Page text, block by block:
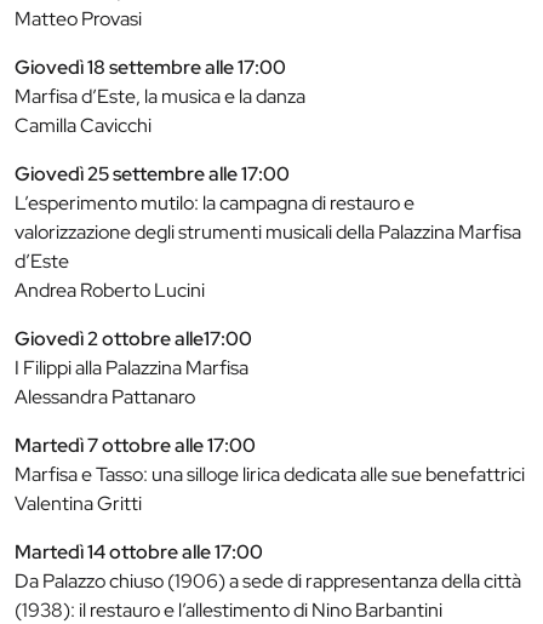
Matteo Provasi
Giovedì 18 settembre alle 17:00
Marfisa d’Este, la musica e la danza
Camilla Cavicchi
Giovedì 25 settembre alle 17:00
L’esperimento mutilo: la campagna di restauro e
valorizzazione degli strumenti musicali della Palazzina Marfisa
d’Este
Andrea Roberto Lucini
Giovedì 2 ottobre alle17:00
I Filippi alla Palazzina Marfisa
Alessandra Pattanaro
Martedì 7 ottobre alle 17:00
Marfisa e Tasso: una silloge lirica dedicata alle sue benefattrici
Valentina Gritti
Martedì 14 ottobre alle 17:00
Da Palazzo chiuso (1906) a sede di rappresentanza della città
(1938): il restauro e l’allestimento di Nino Barbantini